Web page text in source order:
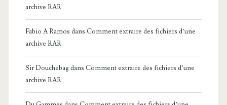
archive RAR
Fabio A Ramos dans Comment extraire des fichiers d’une
archive RAR
Sir Douchebagdans Comment extraire des fichiers d’une
archive RAR